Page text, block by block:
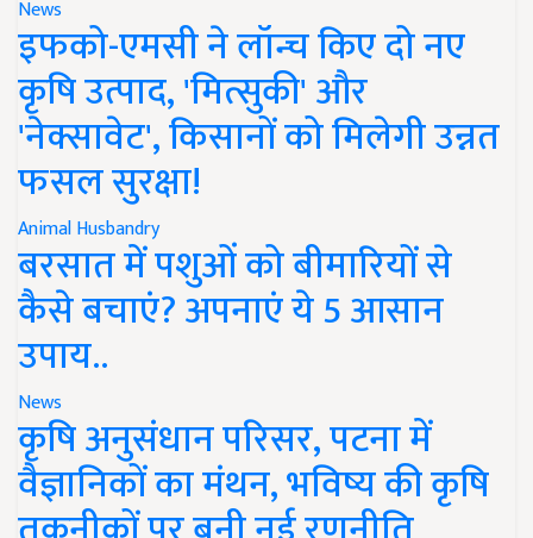
News
इफको-एमसी ने लॉन्च किए दो नए
कृषि उत्पाद, 'मित्सुकी' और
'नेक्सावेट', किसानों को मिलेगी उन्नत
फसल सुरक्षा!
Animal Husbandry
बरसात में पशुओं को बीमारियों से
कैसे बचाएं? अपनाएं ये 5 आसान
उपाय..
News
कृषि अनुसंधान परिसर, पटना में
वैज्ञानिकों का मंथन, भविष्य की कृषि